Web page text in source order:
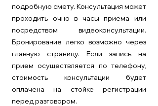
подробную смету. Консультация может
проходить очно в часы приема или
посредством видеоконсультации.
Бронирование легко возможно через
главную страницу. Если запись на
прием осуществляется по телефону,
стоимость консультации будет
оплачена на стойке регистрации
перед разговором.